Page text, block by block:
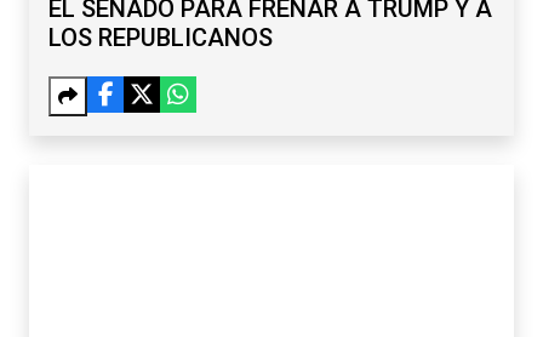
EL SENADO PARA FRENAR A TRUMP Y A
LOS REPUBLICANOS